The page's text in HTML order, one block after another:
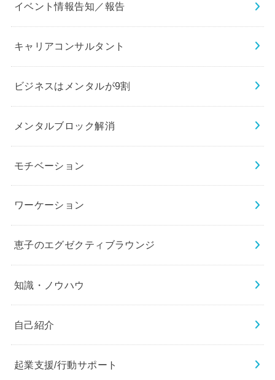
イベント情報告知／報告
キャリアコンサルタント
ビジネスはメンタルが9割
メンタルブロック解消
モチベーション
ワーケーション
恵子のエグゼクティブラウンジ
知識・ノウハウ
自己紹介
起業支援/行動サポート